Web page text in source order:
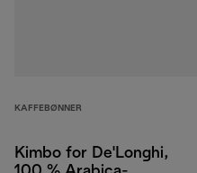
KAFFEBØNNER
Kimbo for De'Longhi,